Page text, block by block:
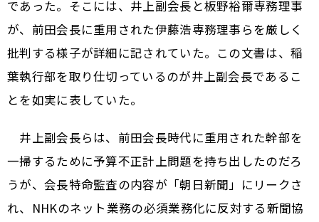
であった。そこには、井上副会長と板野裕爾専務理事
が、前田会長に重用された伊藤浩専務理事らを厳しく
批判する様子が詳細に記されていた。この文書は、稲
葉執行部を取り仕切っているのが井上副会長であるこ
とを如実に表していた。
井上副会長らは、前田会長時代に重用された幹部を
一掃するために予算不正計上問題を持ち出したのだろ
うが、会長特命監査の内容が「朝日新聞」にリークさ
れ、NHKのネット業務の必須業務化に反対する新聞協